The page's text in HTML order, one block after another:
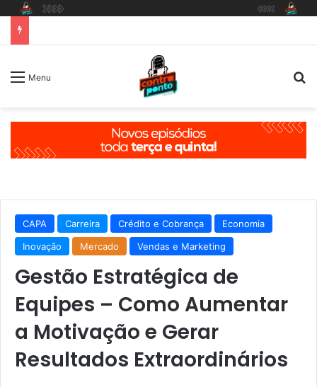
Menu
CAPA Carreira Crédito e Cobrança
Economia
Inovação
Mercado Vendas e Marketing
Gestão Estratégica de
Equipes – Como Aumentar
a Motivação e Gerar
Resultados Extraordinários